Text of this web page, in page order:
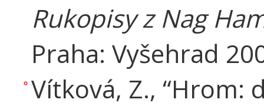
Rukopisy z Nag
Praha: Vyšehrad
Vítková, Z., “Hrom: